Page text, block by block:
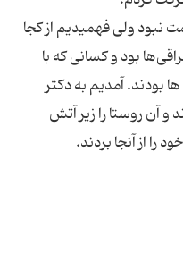
نبود ولى فهمیدیم از کجا
بود و کسانى که با
بودند. آمدیم به دکتر
آن روستا را زیر آتش